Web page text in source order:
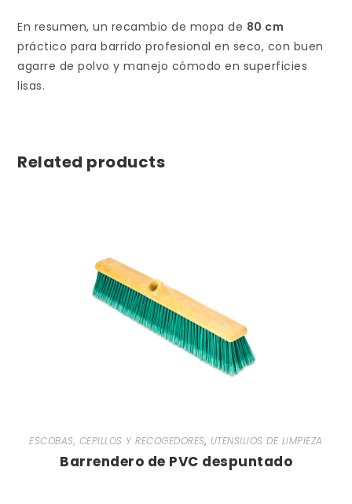
En resumen, un recambio de mopa de 80 cm
práctico para barrido profesional en seco, con buen
agarre de polvo y manejo cómodo en superficies
lisas.
Related products
ESCOBAS, CEPILLOS Y RECOGEDORES, UTENSILIOS DE LIMPIEZA
Barrendero de PVC despuntado